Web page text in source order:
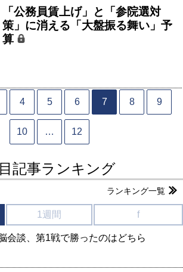
「公務員賃上げ」と「参院選対
策」に消える「大盤振る舞い」予
算
4 5 6 7 8 9
10 … 12
記事ランキング
ランキング一覧
1週間 f
会談、第1戦で勝ったのはどちら